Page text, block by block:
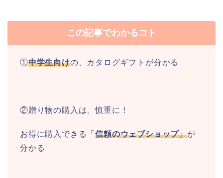
この記事でわかるコト
①中学生向けの、カタログギフトが分かる
②贈り物の購入は、慎重に！
お得に購入できる「信頼のウェブショップ」が
分かる